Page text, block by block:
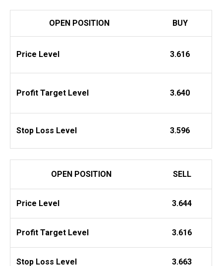
OPEN POSITION BUY
Price Level 3.616
Profit Target Level 3.640
Stop Loss Level 3.596
OPEN POSITION SELL
Price Level 3.644
Profit Target Level 3.616
Stop Loss Level 3.663